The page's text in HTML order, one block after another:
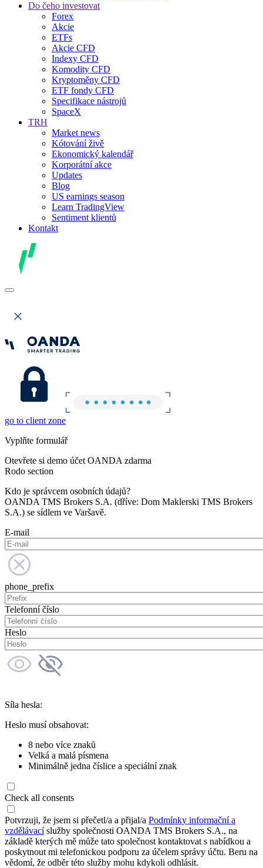
Do čeho investovat
Forex
Akcie
ETFs
Akcie CFD
Indexy CFD
Komodity CFD
Kryptoměny CFD
ETF fondy CFD
Specifikace nástrojů
SpaceX
TRH
Market news
Kótování živě
Ekonomický kalendář
Korporátní akce
Updates
Blog
US earnings season
Learn TradingView
Sentiment klientů
Kontakt
go to client zone
Vyplňte formulář
Otevřete si demo účet OANDA zdarma
Rodo section
Kdo je správcem osobních údajů?
OANDA TMS Brokers S.A. (dříve: Dom Maklerski TMS Brokers
S.A.) se sídlem ve Varšavě.
E-mail
phone_prefix
Telefonní číslo
Heslo
Síla hesla:
Heslo musí obsahovat:
8 nebo více znaků
Velká a malá písmena
Minimálně jedna číslice a speciální znak
Check all consents
Potvrzuji, že jsem si přečetl/a a přijal/a Podmínky informační a
vzdělávacíslužby společnosti OANDA TMS Brokers S.A., na
základě kterých mě může tato společnost kontaktovat s nabídkou a
poskytnout mi telefonickou podporu za účelem správy účtu. Beru na
vědomí, že odběr této služby mohu kdykoli odhlásit.